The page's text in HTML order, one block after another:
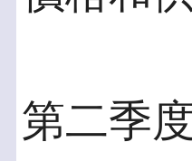
第二季